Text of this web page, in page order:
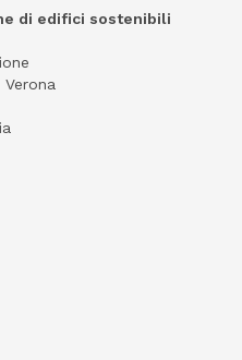
di edifici sostenibili